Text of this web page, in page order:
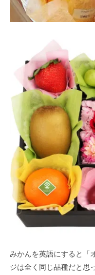
みかんを英語にすると「
ジは全く同じ品種だと思